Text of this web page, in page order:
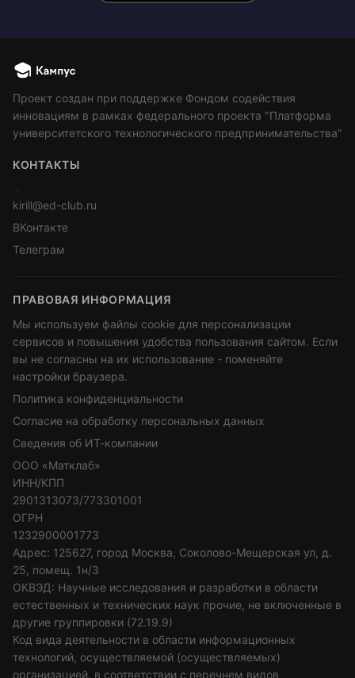
Проект создан при поддержке Фондом содействия
инновациям в рамках федерального проекта "Платформа
университетского технологического предпринимательства"
КОНТАКТЫ
>
kirill@ed-club.ru
ВКонтакте
Телеграм
ПРАВОВАЯ ИНФОРМАЦИЯ
Мы используем файлы cookie для персонализации
сервисов и повышения удобства пользования сайтом. Если
вы не согласны на их использование - поменяйте
настройки браузера.
Политика конфиденциальности
Согласие на обработку персональных данных
Сведения об ИТ-компании
ООО «Матклаб»
ИНН/КПП
2901313073/773301001
ОГРН
1232900001773
Адрес: 125627, город Москва, Соколово-Мещерская ул, д.
25, помещ. 1н/3
ОКВЭД: Научные исследования и разработки в области
естественных и технических наук прочие, не включенные в
другие группировки (72.19.9)
Код вида деятельности в области информационных
технологий, осуществляемой (осуществляемых)
организацией, в соответствии с перечнем видов